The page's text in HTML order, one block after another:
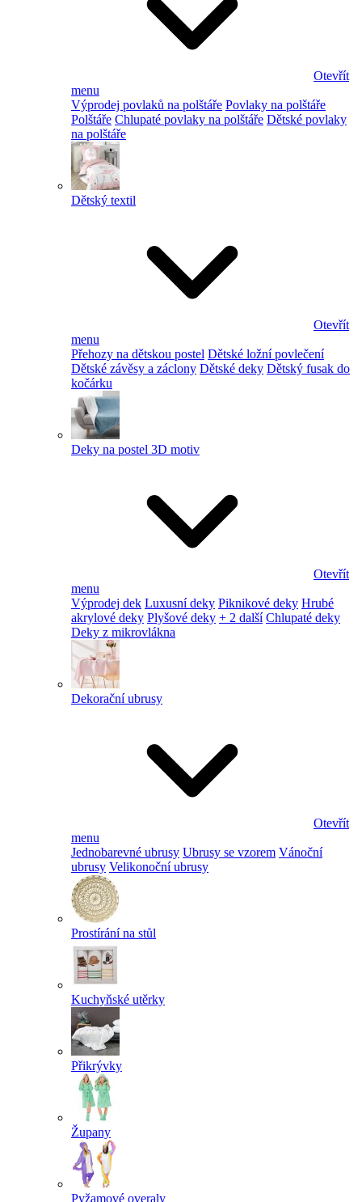
Otevřít
menu
Výprodej povlaků na polštáře Povlaky na polštáře
Polštáře Chlupaté povlaky na polštáře Dětské povlaky
na polštáře
Dětský textil
Otevřít
menu
Přehozy na dětskou postel Dětské ložní povlečení
Dětské závěsy a záclony Dětské deky Dětský fusak do
kočárku
Deky na postel 3D motiv
Otevřít
menu
Výprodej dek Luxusní deky Piknikové deky Hrubé
akrylové deky Plyšové deky + 2 další Chlupaté deky
Deky z mikrovlákna
Dekorační ubrusy
Otevřít
menu
Jednobarevné ubrusy Ubrusy se vzorem Vánoční
ubrusy Velikonoční ubrusy
Prostírání na stůl
Kuchyňské utěrky
Přikrývky
Župany
Pyžamové overaly